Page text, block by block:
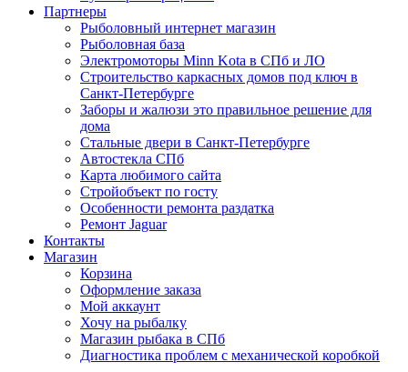
Партнеры
Рыболовный интернет магазин
Рыболовная база
Электромоторы Minn Kota в СПб и ЛО
Строительство каркасных домов под ключ в
Санкт-Петербурге
Заборы и жалюзи это правильное решение для
дома
Стальные двери в Санкт-Петербурге
Автостекла СПб
Карта любимого сайта
Стройобъект по госту
Особенности ремонта раздатка
Ремонт Jaguar
Контакты
Магазин
Корзина
Оформление заказа
Мой аккаунт
Хочу на рыбалку
Магазин рыбака в СПб
Диагностика проблем с механической коробкой